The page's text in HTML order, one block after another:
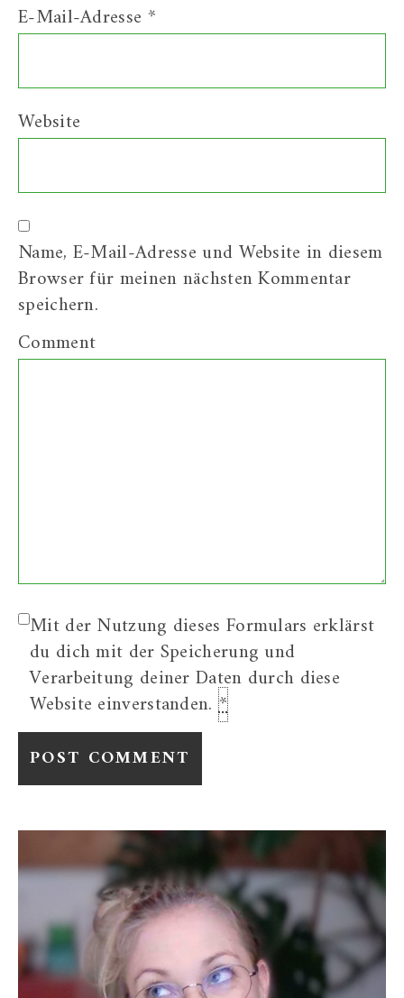
E-Mail-Adresse *
Website
Name, E-Mail-Adresse und Website in diesem
Browser für meinen nächsten Kommentar
speichern.
Comment
Mit der Nutzung dieses Formulars erklärst
du dich mit der Speicherung und
Verarbeitung deiner Daten durch diese
Website einverstanden. *